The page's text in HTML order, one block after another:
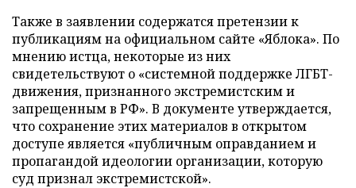
Также в заявлении содержатся претензии к
публикациям на официальном сайте «Яблока». По
мнению истца, некоторые из них
свидетельствуют о «системной поддержке ЛГБТ-
движения, признанного экстремистским и
запрещенным в РФ». В документе утверждается,
что сохранение этих материалов в открытом
доступе является «публичным оправданием и
пропагандой идеологии организации, которую
суд признал экстремистской».